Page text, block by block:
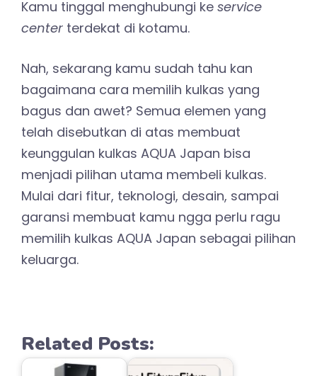
Kamu tinggal menghubungi ke service
center terdekat di kotamu.
Nah, sekarang kamu sudah tahu kan
bagaimana cara memilih kulkas yang
bagus dan awet? Semua elemen yang
telah disebutkan di atas membuat
keunggulan kulkas AQUA Japan bisa
menjadi pilihan utama membeli kulkas.
Mulai dari fitur, teknologi, desain, sampai
garansi membuat kamu ngga perlu ragu
memilih kulkas AQUA Japan sebagai pilihan
keluarga.
Related Posts: